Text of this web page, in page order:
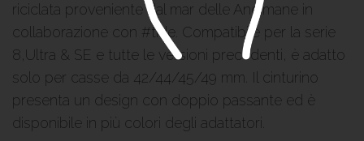
riciclata proveniente dal mar delle Andimane in
collaborazione con #tide. Compatibile per la serie
8,Ultra & SE e tutte le versioni precedenti, è adatto
solo per casse da 42/44/45/49 mm. Il cinturino
presenta un design con doppio passante ed è
disponibile in più colori degli adattatori.